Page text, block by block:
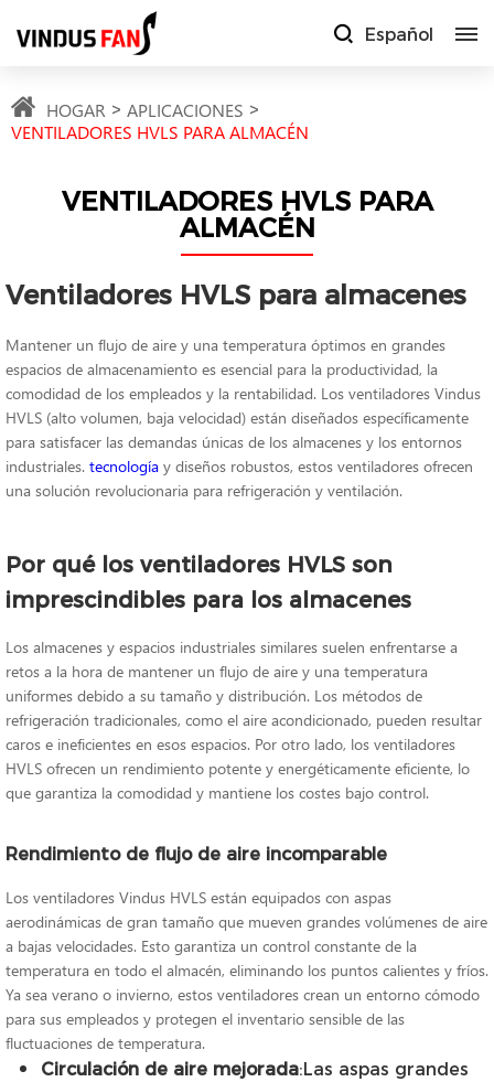
Español
HOGAR APLICACIONES
VENTILADORES HVLS PARA ALMACÉN
VENTILADORES HVLS PARA
ALMACÉN
Ventiladores HVLS para almacenes
Mantener un flujo de aire y una temperatura óptimos en grandes
espacios de almacenamiento es esencial para la productividad, la
comodidad de los empleados y la rentabilidad. Los ventiladores Vindus
HVLS (alto volumen, baja velocidad) están diseñados específicamente
para satisfacer las demandas únicas de los almacenes y los entornos
industriales. tecnologíay diseños robustos, estos ventiladores ofrecen
una solución revolucionaria para refrigeración y ventilación.
Por qué los ventiladores HVLS son
imprescindibles para los almacenes
Los almacenes y espacios industriales similares suelen enfrentarse a
retos a la hora de mantener un flujo de aire y una temperatura
uniformes debido a su tamaño y distribución. Los métodos de
refrigeración tradicionales, como el aire acondicionado, pueden resultar
caros e ineficientes en esos espacios. Por otro lado, los ventiladores
HVLS ofrecen un rendimiento potente y energéticamente eficiente, lo
que garantiza la comodidad y mantiene los costes bajo control.
Rendimiento de flujo de aire incomparable
Los ventiladores Vindus HVLS están equipados con aspas
aerodinámicas de gran tamaño que mueven grandes volúmenes de aire
a bajas velocidades. Esto garantiza un control constante de la
temperatura en todo el almacén, eliminando los puntos calientes y fríos.
Ya sea verano o invierno, estos ventiladores crean un entorno cómodo
para sus empleados y protegen el inventario sensible de las
fluctuaciones de temperatura.
Circulación de aire mejorada:Las aspas grandes